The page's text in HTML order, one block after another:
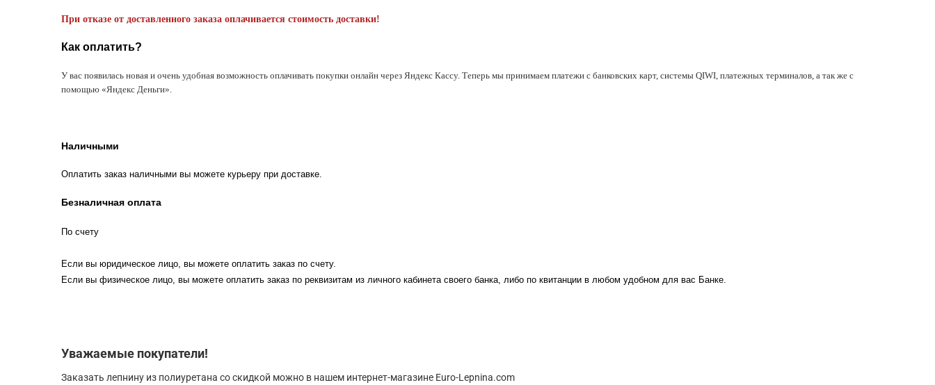
При отказе от доставленного заказа оплачивается стоимость доставки!
Как оплатить?
У вас появилась новая и очень удобная возможность оплачивать покупки онлайн через Яндекс Кассу. Теперь мы принимаем платежи с банковских карт, системы QIWI, платежных терминалов, а так же с
помощью «Яндекс Деньги».
Наличными
Оплатить заказ наличными вы можете курьеру при доставке.
Безналичная оплата
По счету
Если вы юридическое лицо, вы можете оплатить заказ по счету.
Если вы физическое лицо, вы можете оплатить заказ по реквизитам из личного кабинета своего банка, либо по квитанции в любом удобном для вас Банке.
Уважаемые покупатели!
Заказать лепнину из полиуретана со скидкой можно в нашем интернет-магазине Euro-Lepnina.com